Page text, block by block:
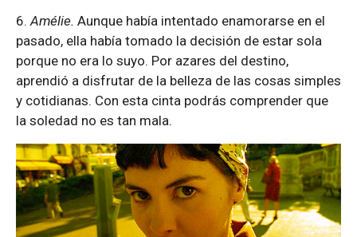
6. Amélie. Aunque había intentado enamorarse en el
pasado, ella había tomado la decisión de estar sola
porque no era lo suyo. Por azares del destino,
aprendió a disfrutar de la belleza de las cosas simples
y cotidianas. Con esta cinta podrás comprender que
la soledad no es tan mala.